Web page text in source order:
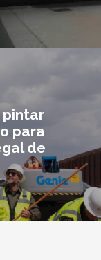
pintar
para
de